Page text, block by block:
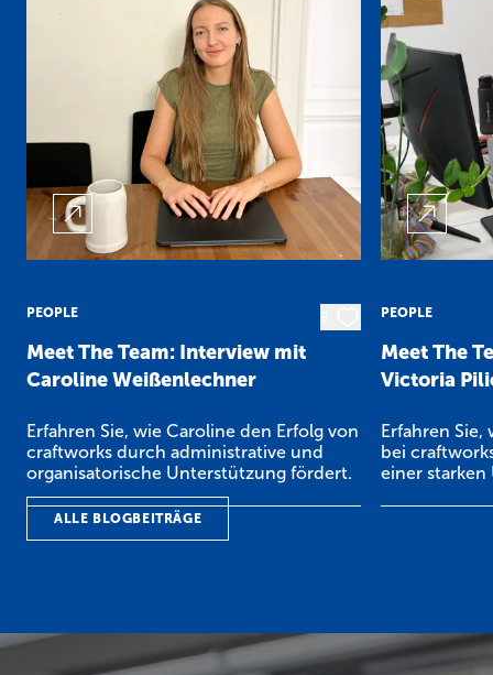
PEOPLE
Meet The Team: Interview mit
Caroline Weißenlechner
Erfahren Sie, wie Caroline den Erfolg von
craftworks durch administrative und
organisatorische Unterstützung fördert.
PEOPLE
Meet The
Victoria
Erfahren Sie,
bei
einer
ALLE BLOGBEITRÄGE